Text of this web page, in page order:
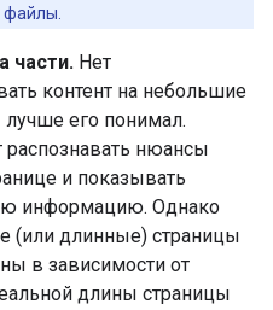
файлы.
части. Нет
контент на небольшие
его понимал.
нюансы
и показывать
информацию. Однако
(или длинные) страницы
в зависимости от
длины страницы